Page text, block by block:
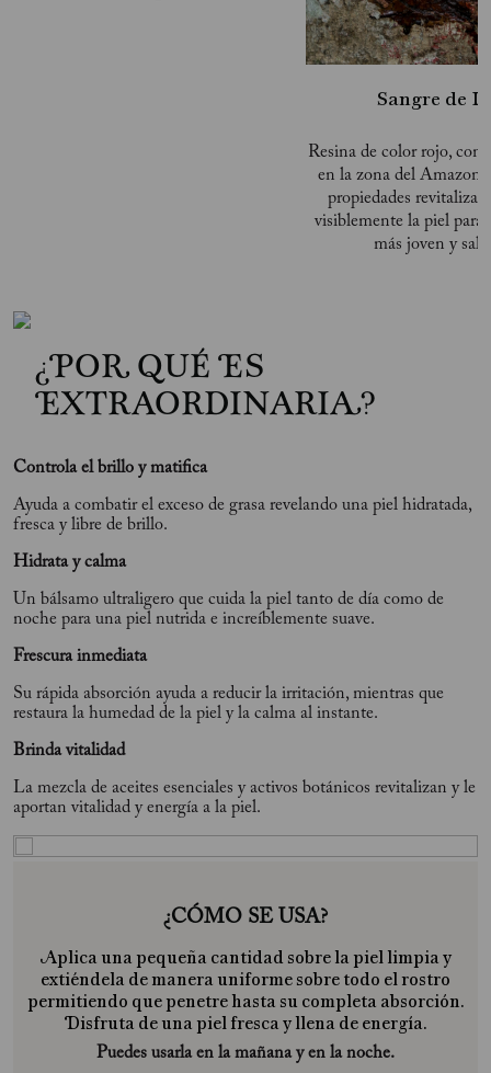
Sangre de
Resina de color rojo,
en la zona del
propiedades
visiblemente la piel para
más joven y
¿POR QUÉ ES
EXTRAORDINARIA?
Controla el brillo y matifica
Ayuda a combatir el exceso de grasa revelando una piel hidratada,
fresca y libre de brillo.
Hidrata y calma
Un bálsamo ultraligero que cuida la piel tanto de día como de
noche para una piel nutrida e increíblemente suave.
Frescura inmediata
Su rápida absorción ayuda a reducir la irritación, mientras que
restaura la humedad de la piel y la calma al instante.
Brinda vitalidad
La mezcla de aceites esenciales y activos botánicos revitalizan y le
aportan vitalidad y energía a la piel.
¿CÓMO SE USA?
Aplica una pequeña cantidad sobre la piel limpia y
extiéndela de manera uniforme sobre todo el rostro
permitiendo que penetre hasta su completa absorción.
Disfruta de una piel fresca y llena de energía.
Puedes usarla en la mañana y en la noche.